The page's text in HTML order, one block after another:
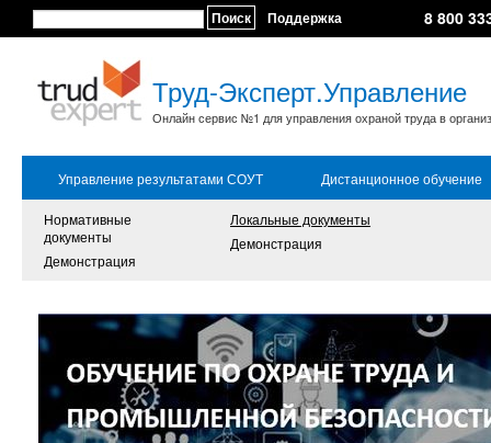
Поиск Поддержка 8 800
Труд-Эксперт.Управление
Онлайн сервис №1 для управления охраной труда в
Управление результатами СОУТ Дистанционное обучение
Нормативные
документы
Демонстрация
Локальные документы
Демонстрация